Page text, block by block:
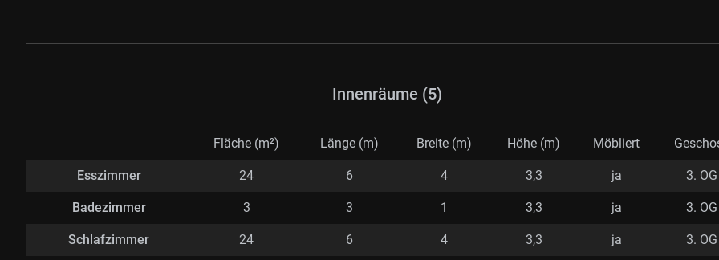
Innenräume (5)
Fläche (m²) Länge (m) Breite (m) Höhe (m) Möbliert
Esszimmer 24 6 4 3,3 ja 3. OG
Badezimmer 3 3 1 3,3 ja 3. OG
Schlafzimmer 24 6 4 3,3 ja 3. OG